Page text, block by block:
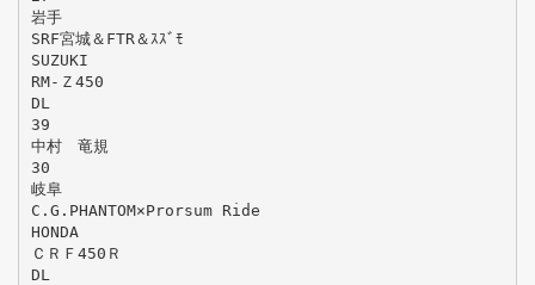
岩手
SRF宮城＆FTR＆ｽｽﾞﾓ
SUZUKI
RM-Ｚ450
DL
39
中村 竜規
30
岐阜
C.G.PHANTOM×Prorsum Ride
HONDA
ＣＲＦ450Ｒ
DL